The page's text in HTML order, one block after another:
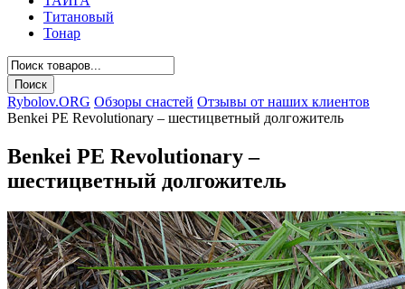
Титановый
Тонар
Rybolov.ORG Обзоры снастей Отзывы от наших клиентов
Benkei PE Revolutionary – шестицветный долгожитель
Benkei PE Revolutionary –
шестицветный долгожитель